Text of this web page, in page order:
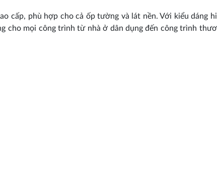
cấp, phù hợp cho cả ốp tường và lát nền. Với kiểu dáng
cho mọi công trình từ nhà ở dân dụng đến công trình